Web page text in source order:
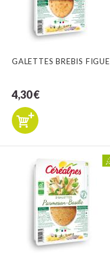
GALETTES BREBIS FIGUE
4,30 €